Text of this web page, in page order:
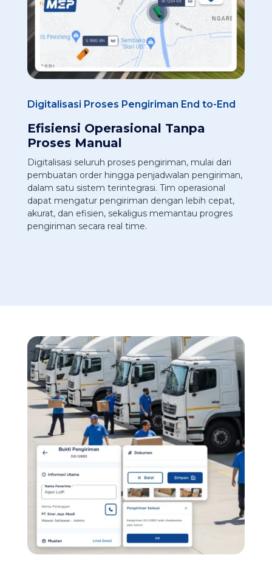
Digitalisasi Proses Pengiriman End to-End
Efisiensi Operasional Tanpa
Proses Manual​
Digitalisasi seluruh proses pengiriman, mulai dari
pembuatan order hingga penjadwalan pengiriman,
dalam satu sistem terintegrasi. Tim operasional
dapat mengatur pengiriman dengan lebih cepat,
akurat, dan efisien, sekaligus memantau progres
pengiriman secara real time.